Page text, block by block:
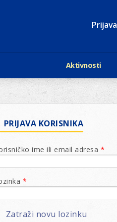
Prijava
Aktivnosti
Događaji
Kalendar
Lions Magazin
PRIJAVA KORISNIKA
ime ili email adresa *
*
Zatraži novu lozinku